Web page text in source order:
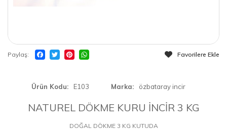
Paylaş Favorilere Ekle
Ürün Kodu E103 Marka özbataray incir
NATUREL DÖKME KURU İNCİR 3 KG
DOĞAL DÖKME 3 KG KUTUDA